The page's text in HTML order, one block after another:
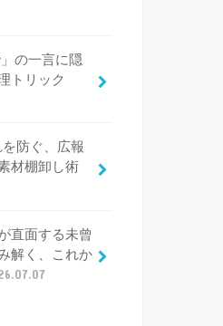
の一言に隠
トリック
防ぐ、広報
材棚卸し術
直面する未曾
解く、これか